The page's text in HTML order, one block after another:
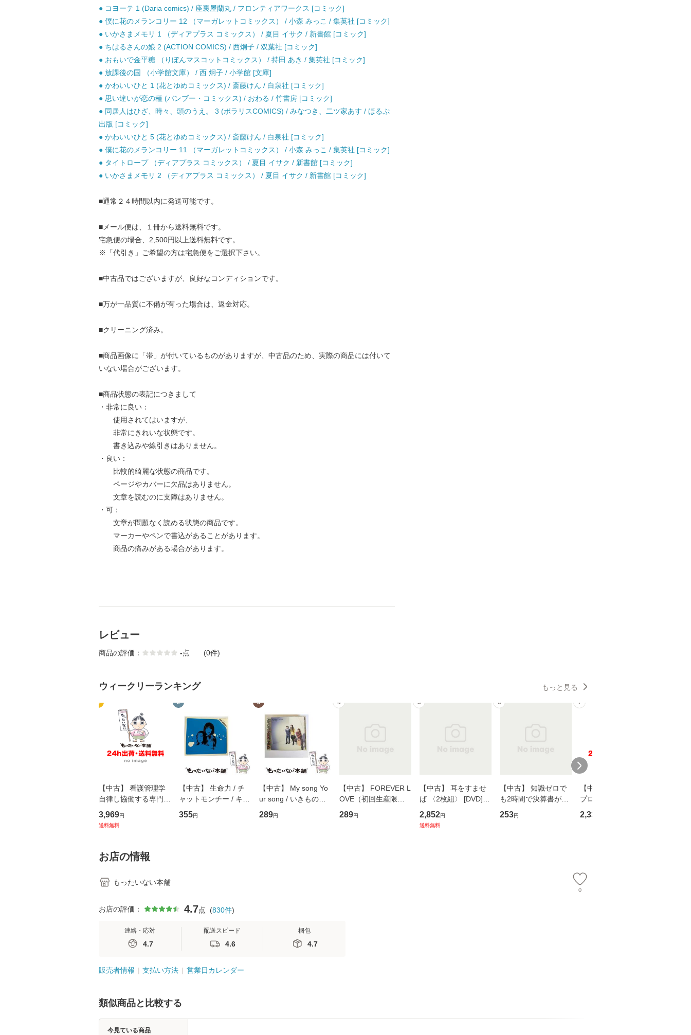
● コヨーテ 1 (Daria comics) / 座裏屋蘭丸 / フロンティアワークス [コミック]
● 僕に花のメランコリー 12 （マーガレットコミックス） / 小森 みっこ / 集英社 [コミック]
● いかさまメモリ 1 （ディアプラス コミックス） / 夏目 イサク / 新書館 [コミック]
● ちはるさんの娘 2 (ACTION COMICS) / 西炯子 / 双葉社 [コミック]
● おもいで金平糖 （りぼんマスコットコミックス） / 持田 あき / 集英社 [コミック]
● 放課後の国 （小学館文庫） / 西 炯子 / 小学館 [文庫]
● かわいいひと 1 (花とゆめコミックス) / 斎藤けん / 白泉社 [コミック]
● 思い違いが恋の種 (バンブー・コミックス) / おわる / 竹書房 [コミック]
● 同居人はひざ、時々、頭のうえ。 3 (ポラリスCOMICS) / みなつき、二ツ家あす / ほるぷ
出版 [コミック]
● かわいいひと 5 (花とゆめコミックス) / 斎藤けん / 白泉社 [コミック]
● 僕に花のメランコリー 11 （マーガレットコミックス） / 小森 みっこ / 集英社 [コミック]
● タイトロープ （ディアプラス コミックス） / 夏目 イサク / 新書館 [コミック]
● いかさまメモリ 2 （ディアプラス コミックス） / 夏目 イサク / 新書館 [コミック]
■通常２４時間以内に発送可能です。
■メール便は、１冊から送料無料です。
宅急便の場合、2,500円以上送料無料です。
※「代引き」ご希望の方は宅急便をご選択下さい。
■中古品ではございますが、良好なコンディションです。
■万が一品質に不備が有った場合は、返金対応。
■クリーニング済み。
■商品画像に「帯」が付いているものがありますが、中古品のため、実際の商品には付いて
いない場合がございます。
■商品状態の表記につきまして
・非常に良い：
使用されてはいますが、
非常にきれいな状態です。
書き込みや線引きはありません。
・良い：
比較的綺麗な状態の商品です。
ページやカバーに欠品はありません。
文章を読むのに支障はありません。
・可：
文章が問題なく読める状態の商品です。
マーカーやペンで書込があることがあります。
商品の痛みがある場合があります。
レビュー
商品の評価： -点 (0件)
ウィークリーランキング もっと見る
1
【中古】 看護管理学
自律し協働する専門職
の看護マネジメントス
キル 改訂第3版 (看護
堂 [単行
3,969円
送料無料
2
【中古】 生命力 / チ
ャットモンチー / キュ
ーンレコード [CD]
【メール便送料無料】
355円
3
【中古】 My song Yo
ur song / いきものが
かり / [CD]【メール便
送料無料】
289円
4
【中古】 FOREVER L
OVE（初回生産限定
盤） / 清水翔太×加藤
ミリヤ / [CD]【メール
289円
5
【中古】 耳をすませ
ば 〈2枚組〉 [DVD] /
ブエナ・ビスタ・ホー
ム・エンターテイメン
2,852円
送料無料
6
【中古】 知識ゼロで
も2時間で決算書が読
めるようになる！ 会
計超入門！ / 佐伯 良
253円
7
【中古】 野ブタ。を
プロデュース [DVD-B
OX] / バップ [DVD]
【メール便送料無料】
2,335
お店の情報
もったいない本舗
0
お店の評価： 4.7点 (830件)
連絡・応対
4.7
配送スピード
4.6
梱包
4.7
販売者情報 支払い方法 営業日カレンダー
類似商品と比較する
今見ている商品